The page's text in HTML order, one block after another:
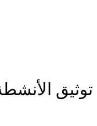
توثيق